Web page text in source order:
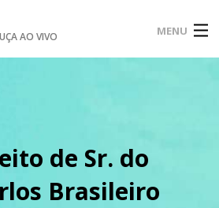
AO VIVO MENU
de Sr. do
Brasileiro